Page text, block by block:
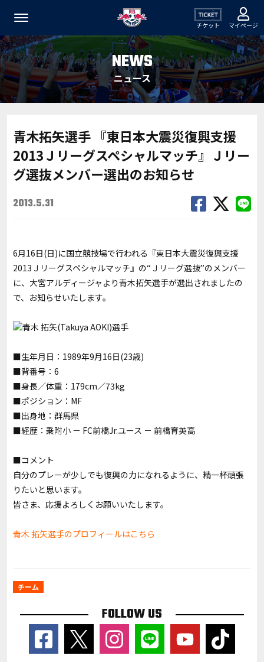
チケット マイページ
NEWS
ニュース
青木拓矢選手 『東日本大震災復興支援
2013Ｊリーグスペシャルマッチ』Ｊリー
グ選抜メンバー選出のお知らせ
2013.5.31
6月16日(日)に国立競技場で行われる『東日本大震災復興支援
2013Ｊリーグスペシャルマッチ』の“Ｊリーグ選抜”のメンバー
に、大宮アルディージャより青木拓矢選手が選出されましたの
で、お知らせいたします。
青木 拓矢(Takuya AOKI)選手
■生年月日：1989年9月16日(23歳)
■背番号：6
■身長／体重：179cm／73kg
■ポジション：MF
■出身地：群馬県
■経歴：乗附小 － FC前橋Jr.ユース － 前橋育英高
■コメント
自分のプレーが少しでも復興の力になれるように、精一杯頑張
りたいと思います。
皆さま、応援よろしくお願いいたします。
青木 拓矢選手のプロフィールはこちら
チーム
FOLLOW US